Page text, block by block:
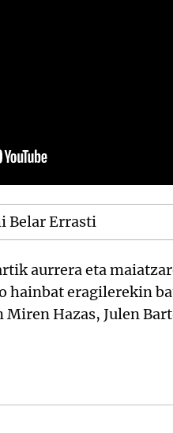
Belar Errasti
aurrera eta
hainbat eragilerekin
Hazas, Julen